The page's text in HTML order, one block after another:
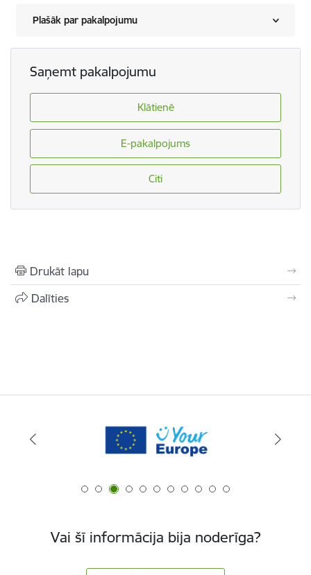
Plašāk par pakalpojumu
Saņemt pakalpojumu
Klātienē
E-pakalpojums
Citi
Drukāt lapu
Dalīties
Vai šī informācija bija noderīga?